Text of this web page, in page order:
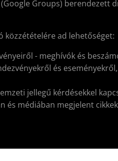
Groups) berendezett
közzétételére ad lehetőséget:
- meghívók és
és
jellegű kérdésekkel
és médiában megjelent